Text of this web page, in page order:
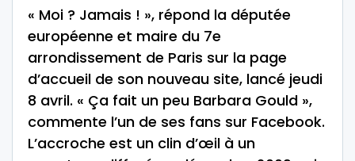
« Moi ? Jamais ! », répond la députée
européenne et maire du 7e
arrondissement de Paris sur la page
d’accueil de son nouveau site, lancé jeudi
8 avril. « Ça fait un peu Barbara Gould »,
commente l’un de ses fans sur Facebook.
L’accroche est un clin d’œil à un